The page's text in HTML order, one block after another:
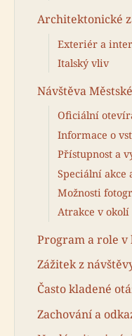
Architektonické
Exteriér a
Italský vliv
Návštěva
Oficiální
Informace o
Přístupnost a
Speciální akce
Možnosti
Atrakce v okolí
Program a role v
Zážitek z
Často kladené
Zachování a